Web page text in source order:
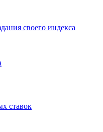
своего индекса
ставок